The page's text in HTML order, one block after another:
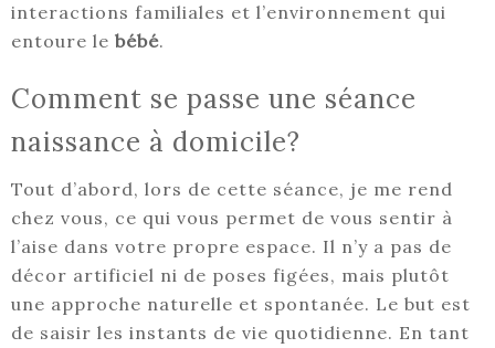
interactions familiales et l’environnement qui
entoure le bébé.
Comment se passe une séance
naissance à domicile?
Tout d’abord, lors de cette séance, je me rend
chez vous, ce qui vous permet de vous sentir à
l’aise dans votre propre espace. Il n’y a pas de
décor artificiel ni de poses figées, mais plutôt
une approche naturelle et spontanée. Le but est
de saisir les instants de vie quotidienne. En tant